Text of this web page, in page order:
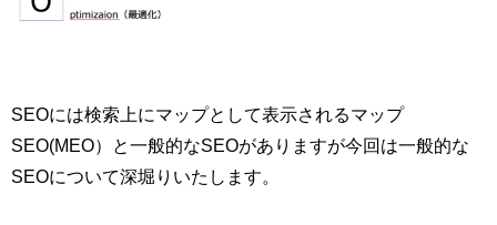
SEOには検索上にマップとして表示されるマップ
SEO(MEO）と一般的なSEOがありますが今回は一般的な
SEOについて深堀りいたします。